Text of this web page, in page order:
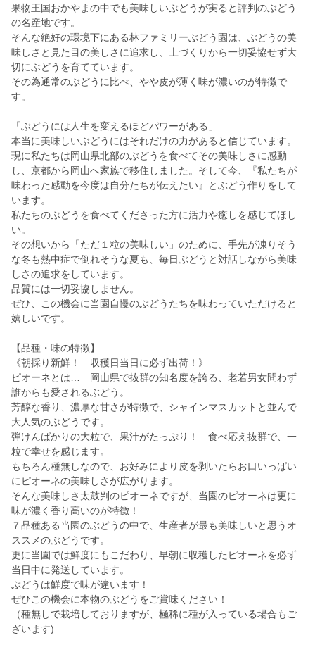
果物王国おかやまの中でも美味しいぶどうが実ると評判のぶどう
の名産地です。
そんな絶好の環境下にある林ファミリーぶどう園は、ぶどうの美
味しさと見た目の美しさに追求し、土づくりから一切妥協せず大
切にぶどうを育てています。
その為通常のぶどうに比べ、やや皮が薄く味が濃いのが特徴で
す。
「ぶどうには人生を変えるほどパワーがある」
本当に美味しいぶどうにはそれだけの力があると信じています。
現に私たちは岡山県北部のぶどうを食べてその美味しさに感動
し、京都から岡山へ家族で移住しました。そして今、『私たちが
味わった感動を今度は自分たちが伝えたい』とぶどう作りをして
います。
私たちのぶどうを食べてくださった方に活力や癒しを感じてほし
い。
その想いから「ただ１粒の美味しい」のために、手先が凍りそう
な冬も熱中症で倒れそうな夏も、毎日ぶどうと対話しながら美味
しさの追求をしています。
品質には一切妥協しません。
ぜひ、この機会に当園自慢のぶどうたちを味わっていただけると
嬉しいです。
【品種・味の特徴】
《朝採り新鮮！ 収穫日当日に必ず出荷！》
ピオーネとは… 岡山県で抜群の知名度を誇る、老若男女問わず
誰からも愛されるぶどう。
芳醇な香り、濃厚な甘さが特徴で、シャインマスカットと並んで
大人気のぶどうです。
弾けんばかりの大粒で、果汁がたっぷり！ 食べ応え抜群で、一
粒で幸せを感じます。
もちろん種無しなので、お好みにより皮を剥いたらお口いっぱい
にピオーネの美味しさが広がります。
そんな美味しさ太鼓判のピオーネですが、当園のピオーネは更に
味が濃く香り高いのが特徴！
７品種ある当園のぶどうの中で、生産者が最も美味しいと思うオ
ススメのぶどうです。
更に当園では鮮度にもこだわり、早朝に収穫したピオーネを必ず
当日中に発送しています。
ぶどうは鮮度で味が違います！
ぜひこの機会に本物のぶどうをご賞味ください！
（種無しで栽培しておりますが、極稀に種が入っている場合もご
ざいます)